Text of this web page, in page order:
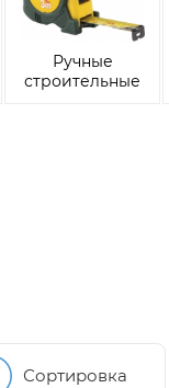
Ручные
строительные
Сортировка